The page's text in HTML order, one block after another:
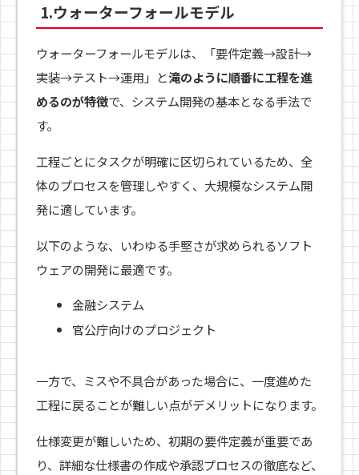
1.ウォーターフォールモデル
ウォーターフォールモデルは、「要件定義→設計→
実装→テスト→運用」と滝のように順番に工程を進
めるのが特徴で、システム開発の基本となる手法で
す。
工程ごとにタスクが明確に区切られているため、全
体のプロセスを管理しやすく、大規模なシステム開
発に適しています。
以下のような、いわゆる手堅さが求められるソフト
ウェアの開発に最適です。
金融システム
官公庁向けのプロジェクト
一方で、ミスや不具合があった場合に、一度進めた
工程に戻ることが難しい点がデメリットになります。
仕様変更が難しいため、初期の要件定義が重要であ
り、詳細な仕様書の作成や承認プロセスの徹底など、